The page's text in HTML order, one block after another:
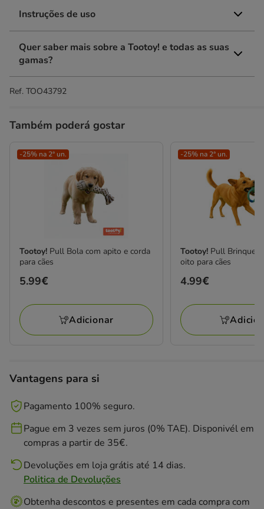
Instruções de uso
Quer saber mais sobre a Tootoy! e todas as suas
gamas?
Ref. TOO43792
Também poderá gostar
-25% na 2ª un.
Tootoy! Pull Bola com apito e corda
para cães
Preço
5.99€
Adicionar
-25% na 2ª un.
Tootoy! Pull
oito para cães
Preço
4.99€
Vantagens para si
Pagamento 100% seguro.
Pague em 3 vezes sem juros (0% TAE). Disponivél em
compras a partir de 35€.
Devoluções em loja grátis até 14 dias.
Politica de Devoluções
Obtenha descontos e presentes em cada compra com